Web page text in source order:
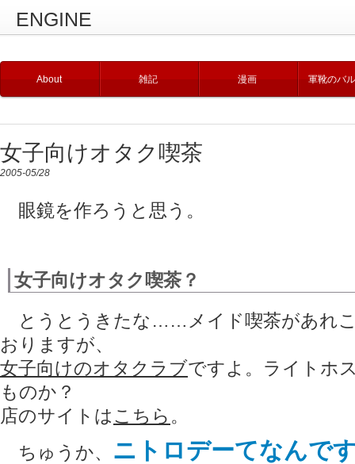
ENGINE
About 雑記 漫画 軍靴のバ
女子向けオタク喫茶
2005-05/28
眼鏡を作ろうと思う。
女子向けオタク喫茶？
とうとうきたな……メイド喫茶があれ
おりますが、
女子向けのオタクラブですよ。ライトホ
ものか？
店のサイトはこちら 。
ちゅうか、 ニトロデーてなんで